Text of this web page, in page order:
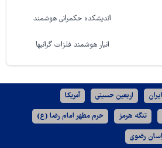
اندیشکده حکمرانی هوشمند
انبار هوشمند فلزات گرانبها
ایران اربعین حسینی آمریکا
تنگه هرمز حرم مطهر امام رضا (ع)
رضوی